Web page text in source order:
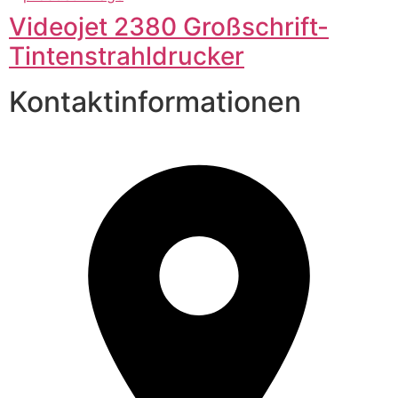
Videojet 2380 Großschrift-
Tintenstrahldrucker
Kontaktinformationen